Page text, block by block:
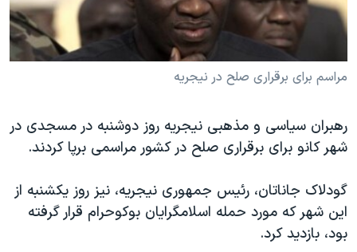
فرهنگ و زندگی
حقوق شهروندی
اقتصادی
اسرائیل در جنگ
گالری عکس
آرشیو پخش زنده
مستندها
انتخابات ریاست جمهوری آمریکا ۲۰۲۴
حمله جمهوری اسلامی به اسرائیل
ورزش زنان در ایران
اعتراضات زن، زندگی، آزادی
مجموعه مستندهای دادخواهی
تریبونال مردمی آبان ۹۸
دادگاه حمید نوری
دنبال کنید
زبانهای مختلف
مراسم برای برقراری صلح در نیجریه
رهبران سیاسی و مذهبی نیجریه روز دوشنبه در مسجدی در
شهر کانو برای برقراری صلح در کشور مراسمی برپا کردند.
گودلاک جاناتان، رئیس جمهوری نیجریه، نیز روز یکشنبه از
این شهر که مورد حمله اسلامگرایان بوکوحرام قرار گرفته
بود، بازدید کرد.